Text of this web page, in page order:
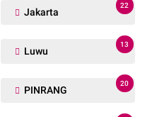
Jakarta
22
Luwu
13
PINRANG
20